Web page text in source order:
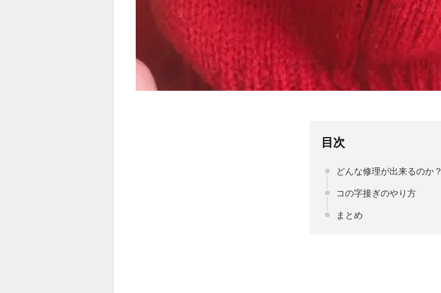
目次
どんな修理が出来るのか？
コの字接ぎのやり方
まとめ